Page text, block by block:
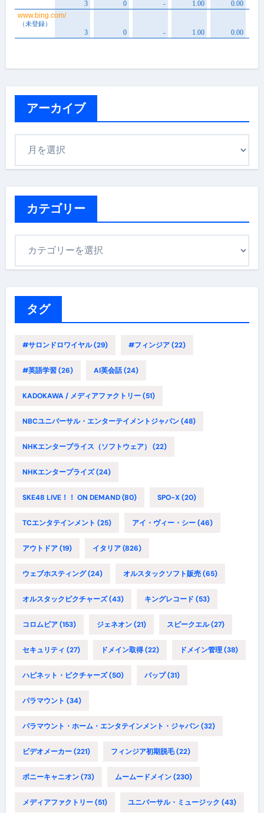
アーカイブ
カテゴリー
タグ
#サロンドロワイヤル(29) #フィンジア(22)
#英語学習(26) AI英会話(24)
KADOKAWA / メディアファクトリー(51)
NBCユニバーサル・エンターテイメントジャパン(48)
NHKエンタープライス（ソフトウェア） (22)
NHKエンタープライズ(24)
SKE48 LIVE！！ ON DEMAND(80) SPO-X(20)
TCエンタテインメント (25) アイ・ヴィー・シー(46)
アウトドア(19) イタリア(826)
ウェブホスティング(24) オルスタックソフト販売(65)
オルスタックピクチャーズ(43) キングレコード (53)
コロムビア(153) ジェネオン(21) スピークエル(27)
セキュリティ (27) ドメイン取得(22) ドメイン管理(38)
ハピネット・ピクチャーズ(50) バップ(31)
パラマウント (34)
パラマウント・ホーム・エンタテインメント・ジャパン(32)
ビデオメーカー(221) フィンジア初期脱毛(22)
ポニーキャニオン(73) ムームードメイン(230)
メディアファクトリー(51) ユニバーサル・ミュージック (43)